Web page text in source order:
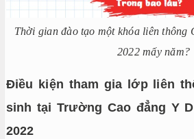
Thời gian đào tạo một khóa liên thông
2022 mấy năm?
Điều kiện tham gia lớp liên
sinh tại Trường Cao đẳng Y
2022